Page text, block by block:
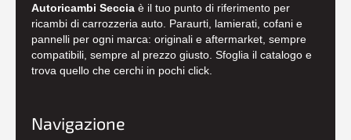
Autoricambi Seccia è il tuo punto di riferimento per
ricambi di carrozzeria auto. Paraurti, lamierati, cofani e
pannelli per ogni marca: originali e aftermarket, sempre
compatibili, sempre al prezzo giusto. Sfoglia il catalogo e
trova quello che cerchi in pochi click.
Navigazione